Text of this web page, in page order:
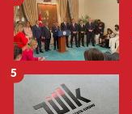
5